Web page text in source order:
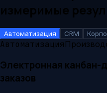
измеримые
Автоматизация CRM
Автоматизация
Электронная канбан-
заказов